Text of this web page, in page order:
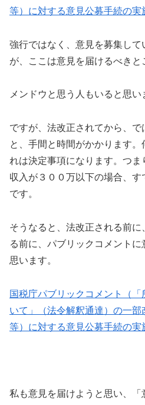
等）に対する意見公募手続の実
強行ではなく、意見を募集し
が、ここは意見を届けるべきと
メンドウと思う人もいると思い
ですが、法改正されてから、
と、手間と時間がかかります
れは決定事項になります。つま
収入が３００万以下の場合、
です。
そうなると、法改正される前
る前に、パブリックコメント
思います。
国税庁パブリックコメント（
いて」（法令解釈通達）の一
等）に対する意見公募手続の実
私も意見を届けようと思い、